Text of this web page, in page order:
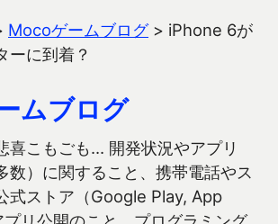
Mocoゲームブログ> iPhone 6が
ーに到着？
ムブログ
喜こもごも… 開発状況やアプリ
数）に関すること、携帯電話やス
式ストア（Google Play, App